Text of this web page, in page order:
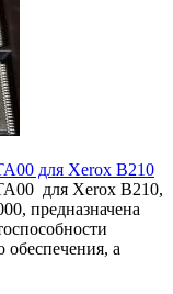
для Xerox B210
для Xerox B210,
предназначена
обеспечения, а